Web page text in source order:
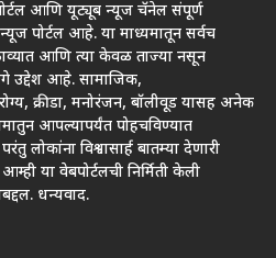
आणि यूट्यूब न्यूज चॅनेल संपूर्ण
पोर्टल आहे. या माध्यमातून सर्वच
आणि त्या केवळ ताज्या नसून
उद्देश आहे. सामाजिक,
क्रीडा, मनोरंजन, बॉलीवूड यासह अनेक
आपल्यापर्यंत पोहचविण्यात
विश्वासार्ह बातम्या देणारी
या वेबपोर्टलची निर्मिती केली
धन्यवाद.